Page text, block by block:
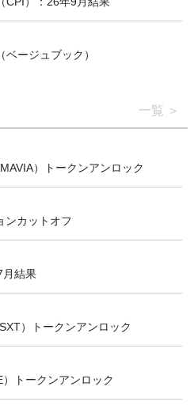
ージュブック）
一覧
）トークンアンロック
ンカットオフ
月結果
）トークンアンロック
トークンアンロック